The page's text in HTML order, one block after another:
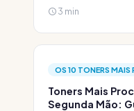
3 min
OS 10 TONERS
Toners Mais
Segunda Mão: